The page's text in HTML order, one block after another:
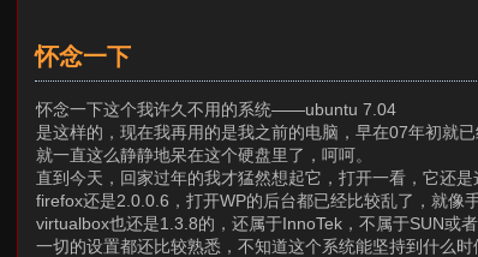
怀念一下
怀念一下这个我许久不用的系统——ubuntu 7.04
是这样的，现在我再用的是我之前的电脑，早在07年初就
就一直这么静静地呆在这个硬盘里了，呵呵。
直到今天，回家过年的我才猛然想起它，打开一看，它还
firefox还是2.0.0.6，打开WP的后台都已经比较乱了，就像
virtualbox也还是1.3.8的，还属于InnoTek，不属于SUN或者
一切的设置都还比较熟悉，不知道这个系统能坚持到什么时